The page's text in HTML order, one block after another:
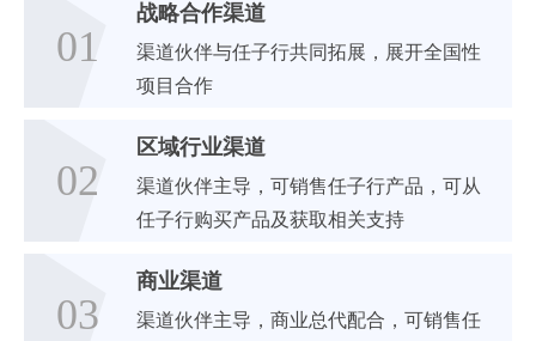
01
战略合作渠道
渠道伙伴与任子行共同拓展，展开全国性
项目合作
02
区域行业渠道
渠道伙伴主导，可销售任子行产品，可从
任子行购买产品及获取相关支持
03
商业渠道
渠道伙伴主导，商业总代配合，可销售任